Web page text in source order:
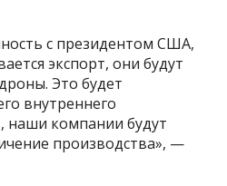
с президентом США,
экспорт, они будут
Это будет
внутреннего
наши компании будут
производства», —